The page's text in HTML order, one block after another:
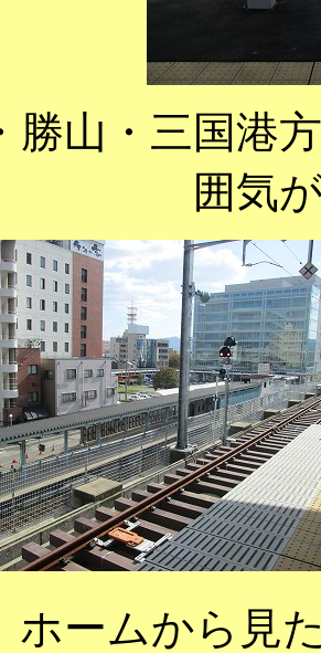
勝山・三国港
囲気
ホームから見